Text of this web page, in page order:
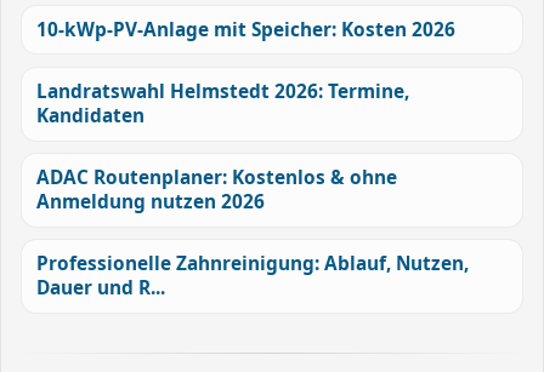
10-kWp-PV-Anlage mit Speicher: Kosten 2026
Landratswahl Helmstedt 2026: Termine,
Kandidaten
ADAC Routenplaner: Kostenlos & ohne
Anmeldung nutzen 2026
Professionelle Zahnreinigung: Ablauf, Nutzen,
Dauer und R...